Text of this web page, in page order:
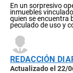
En un sorpresivo
inmuebles
quien se encuentra
peculado de uso y
REDACCIÓN
Actualizado el 22/